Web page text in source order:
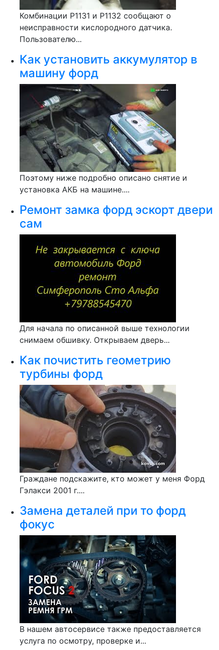
Комбинации Р1131 и Р1132 сообщают о
неисправности кислородного датчика.
Пользователю...
Как установить аккумулятор в
машину форд
Поэтому ниже подробно описано снятие и
установка АКБ на машине....
Ремонт замка форд эскорт двери
сам
Для начала по описанной выше технологии
снимаем обшивку. Открываем дверь...
Как почистить геометрию
турбины форд
Граждане подскажите, кто может у меня Форд
Гэлакси 2001 г....
Замена деталей при то форд
фокус
В нашем автосервисе также предоставляется
услуга по осмотру, проверке и...